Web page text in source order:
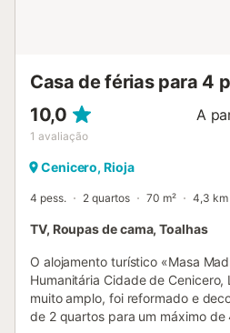
Casa de férias para 4
10,0
1 avaliação
A
Cenicero, Rioja
4 pess. 2 quartos 70 m² 4,3 km
TV, Roupas de cama, Toalhas
O alojamento turístico «Masa
Humanitária Cidade de Cenicero,
muito amplo, foi reformado e
de 2 quartos para um máximo